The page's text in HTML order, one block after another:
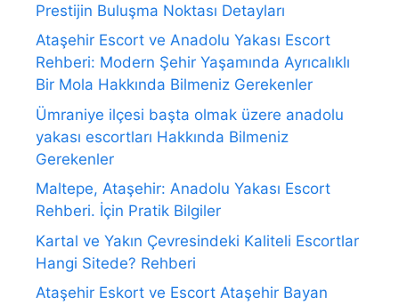
Prestijin Buluşma Noktası Detayları
Ataşehir Escort ve Anadolu Yakası Escort
Rehberi: Modern Şehir Yaşamında Ayrıcalıklı
Bir Mola Hakkında Bilmeniz Gerekenler
Ümraniye ilçesi başta olmak üzere anadolu
yakası escortları Hakkında Bilmeniz
Gerekenler
Maltepe, Ataşehir: Anadolu Yakası Escort
Rehberi. İçin Pratik Bilgiler
Kartal ve Yakın Çevresindeki Kaliteli Escortlar
Hangi Sitede? Rehberi
Ataşehir Eskort ve Escort Ataşehir Bayan